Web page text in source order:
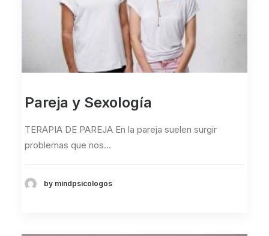
Pareja y Sexología
TERAPIA DE PAREJA En la pareja suelen surgir
problemas que nos…
by mindpsicologos